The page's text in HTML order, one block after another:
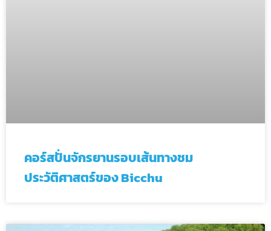
คอร์สปั่นจักรยานรอบเส้นทางชม
ประวัติศาสตร์ของ Bicchu